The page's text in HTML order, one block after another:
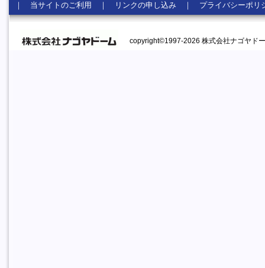
｜ 当サイトのご利用 ｜ リンクの申し込み ｜ プライバシーポリ
copyright©1997-2026 株式会社ナゴヤド